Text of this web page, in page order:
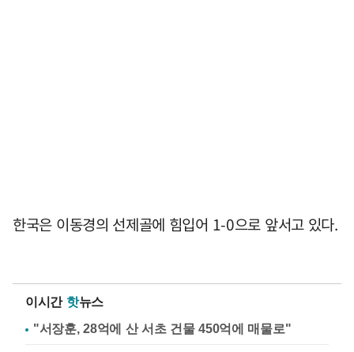
한국은 이동경의 선제골에 힘입어 1-0으로 앞서고 있다.
이시간 핫뉴스
"서장훈, 28억에 산 서초 건물 450억에 매물로"